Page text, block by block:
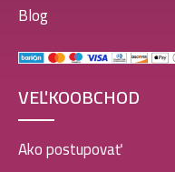
Blog
VEĽKOOBCHOD
Ako postupovať